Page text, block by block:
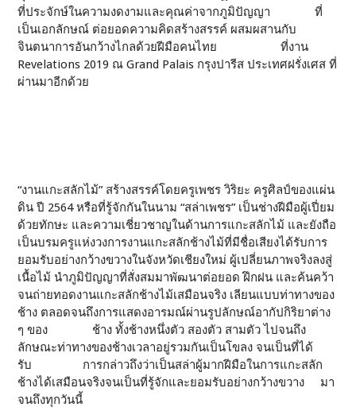
ที่ประจักษ์ในความงดงามและคุณค่าจากภูมิปัญญา ที่
เป็นเอกลักษณ์ ต่อยอดความคิดสร้างสรรค์ ผสมผสานกับ
จินตนาการอันกว้างไกลด้วยฝีมือคนไทย ที่งาน
Revelations 2019 ณ Grand Palais กรุงปารีส ประเทศฝรั่งเศส ที่
ผ่านมาอีกด้วย
“งานแกะสลักไม้” สร้างสรรค์โดยครูเพชร วิริยะ ครูศิลป์ของแผ่น
ดิน ปี 2564 หรือที่รู้จักกันในนาม “สล่าเพชร” เป็นช่างฝีมือผู้เปี่ยม
ด้วยทักษะ และความเชี่ยวชาญในด้านการแกะสลักไม้ และยังถือ
เป็นบรมครูแห่งวงการงานแกะสลักช้างไม้ที่มีชื่อเสียงได้รับการ
ยอมรับอย่างกว้างขวางในจังหวัดเชียงใหม่ ผู้เปลี่ยนภาพจริงลงสู่
เนื้อไม้ นำภูมิปัญญาที่สั่งสมมาพัฒนาต่อยอด ฝึกฝน และค้นคว้า
จนถ่ายทอดงานแกะสลักช้างไม้เสมือนจริง เลียนแบบท่าทางของ
ช้าง ตลอดจนถึงการแสดงอารมณ์ผ่านรูปลักษณ์อากัปกิริยาต่าง
ๆ ของ ช้าง ทั้งช้างหนึ่งตัว สองตัว สามตัว ไปจนถึง
ลักษณะท่าทางของช้างเวลาอยู่รวมกันเป็นโขลง จนเป็นที่ได้
รับ การกล่าวถึงว่าเป็นสล่าผู้มากฝีมือในการแกะสลัก
ช้างได้เสมือนจริงจนเป็นที่รู้จักและยอมรับอย่างกว้างขวาง มา
จนถึงทุกวันนี้